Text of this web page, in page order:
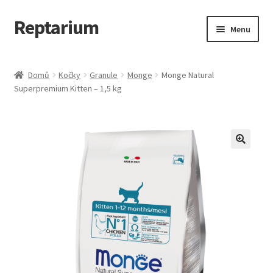
Přeskočit
na
Přejít
k
webu
Reptarium Menu
Košík
Domů Kočky Granule Monge
Monge Natural
Superpremium Kitten – 1,5 kg